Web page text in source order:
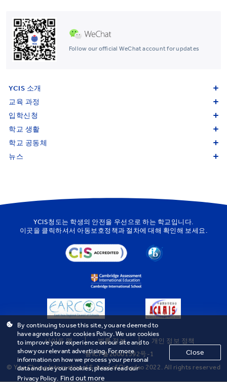
Follow our official WeChat account for updates
YCIS 소개
교육 과정
입학신청
학교 생활
학교 공동체
뉴스
YCIS청도는 학생의 안전을 우선으로 하는 학교입니다.
이곳을 클릭하셔서 아동보호정책과 절차에 대해 확인해 보세요.
사이트 맵 법률 정보
개인 정보 정책
鲁ICP备20001592号-1
© Yew Chung International School of Qingdao 2022. All rights reserved
By continuing to use this site, you are deemed to
have agreed to our cookies Policy. We use cookies
to improve your experience on our site and to
show you relevant advertising. For more
information on how we process your personal
data and use your cookies, please read our
Privacy Policy. Find out more
Close